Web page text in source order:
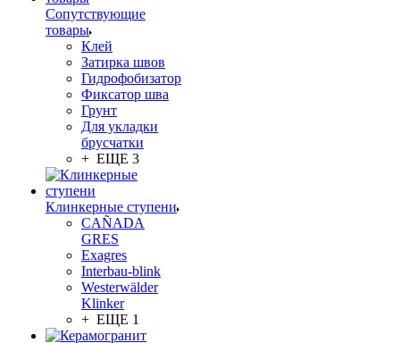
Сопутствующие
товары
Клей
Затирка швов
Гидрофобизатор
Фиксатор шва
Грунт
Для укладки
брусчатки
+ ЕЩЕ 3
Клинкерные ступени
CAÑADA
GRES
Exagres
Interbau-blink
Westerwälder
Klinker
+ ЕЩЕ 1